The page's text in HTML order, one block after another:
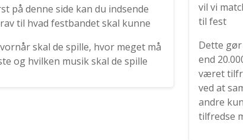
på denne side kan du indsende
til hvad festbandet skal kunne
skal de spille, hvor meget må
og hvilken musik skal de spille
vil vi
til fest
Dette gør
end
været
ved at
andre
tilfredse